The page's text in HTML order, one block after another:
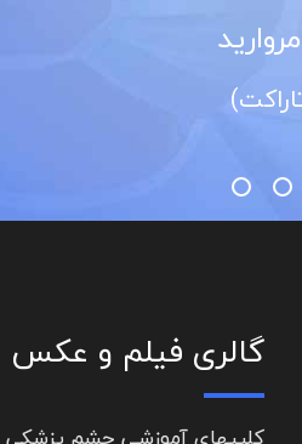
گالری فیلم و عکس